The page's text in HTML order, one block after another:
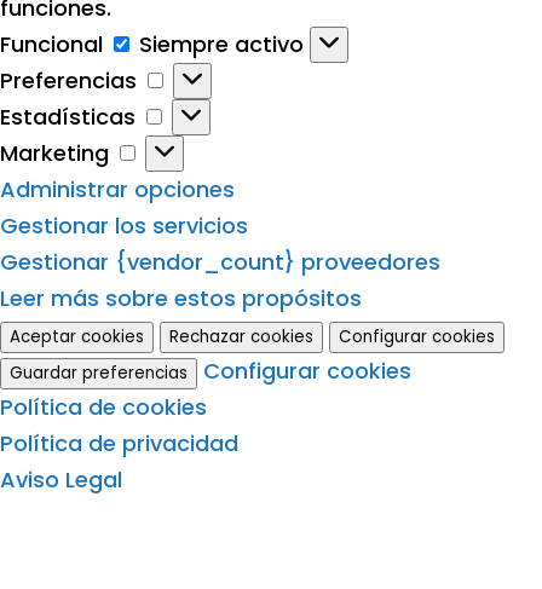
funciones.
Funcional
Funcional
Siempre activo
Preferencias
Preferencias
Estadísticas
Estadísticas
Marketing
Marketing
Administrar opciones
Gestionar los servicios
Gestionar {vendor_count} proveedores
Leer más sobre estos propósitos
Aceptar cookies Rechazar cookies
Configurar cookies
Guardar preferencias
Configurar cookies
Política de cookies
Política de privacidad
Aviso Legal